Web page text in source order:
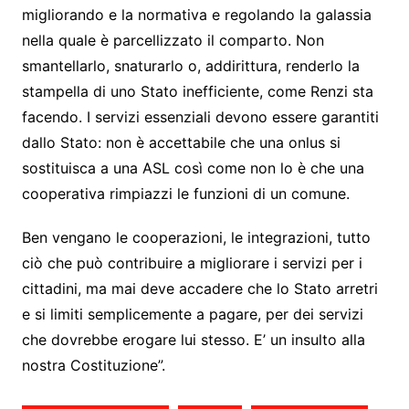
migliorando e la normativa e regolando la galassia
nella quale è parcellizzato il comparto. Non
smantellarlo, snaturarlo o, addirittura, renderlo la
stampella di uno Stato inefficiente, come Renzi sta
facendo. I servizi essenziali devono essere garantiti
dallo Stato: non è accettabile che una onlus si
sostituisca a una ASL così come non lo è che una
cooperativa rimpiazzi le funzioni di un comune.
Ben vengano le cooperazioni, le integrazioni, tutto
ciò che può contribuire a migliorare i servizi per i
cittadini, ma mai deve accadere che lo Stato arretri
e si limiti semplicemente a pagare, per dei servizi
che dovrebbe erogare lui stesso. E’ un insulto alla
nostra Costituzione”.